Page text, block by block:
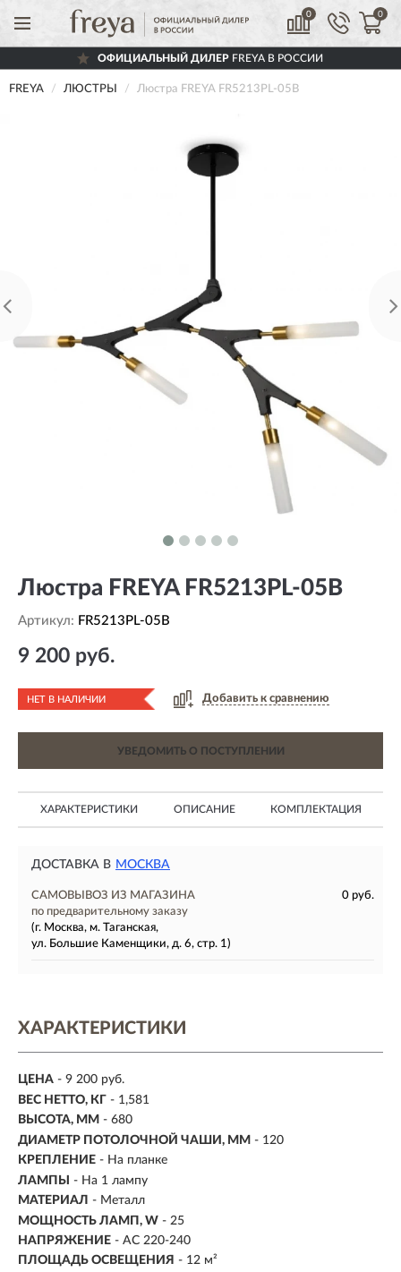
0 0
ОФИЦИАЛЬНЫЙ ДИЛЕРFREYA В РОССИИ
FREYA ЛЮСТРЫ Люстра FREYA FR5213PL-05B
Люстра FREYA FR5213PL-05B
Артикул: FR5213PL-05B
9 200 руб.
НЕТ В НАЛИЧИИ Добавить к сравнению
УВЕДОМИТЬ О ПОСТУПЛЕНИИ
ХАРАКТЕРИСТИКИ ОПИСАНИЕ КОМПЛЕКТАЦИЯ
ДОСТАВКА В МОСКВА
САМОВЫВОЗ ИЗ МАГАЗИНА
0 руб.
по предварительному заказу
(г. Москва, м. Таганская,
ул. Большие Каменщики, д. 6, стр. 1)
ХАРАКТЕРИСТИКИ
ЦЕНА - 9 200 руб.
ВЕС НЕТТО, КГ - 1,581
ВЫСОТА, ММ - 680
ДИАМЕТР ПОТОЛОЧНОЙ ЧАШИ, ММ - 120
КРЕПЛЕНИЕ - На планке
ЛАМПЫ
- На 1 лампу
МАТЕРИАЛ - Металл
МОЩНОСТЬ ЛАМП, W - 25
НАПРЯЖЕНИЕ - AC 220-240
ПЛОЩАДЬ ОСВЕЩЕНИЯ - 12 м²